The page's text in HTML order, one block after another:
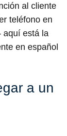
al cliente
teléfono en
aquí está la
en español
a un